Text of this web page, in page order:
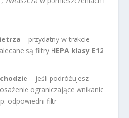
– przydatny w trakcie
są filtry HEPA klasy E12
– jeśli podróżujesz
ograniczające wnikanie
odpowiedni filtr